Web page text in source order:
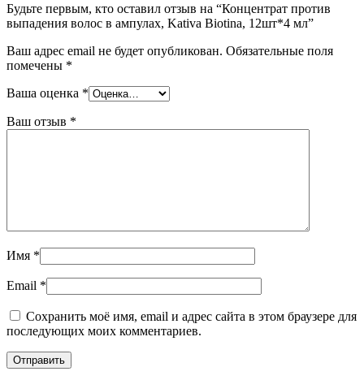
Будьте первым, кто оставил отзыв на “Концентрат против
выпадения волос в ампулах, Kativa Biotina, 12шт*4 мл”
Ваш адрес email не будет опубликован. Обязательные поля
помечены *
Ваша оценка *
Ваш отзыв *
Имя *
Email *
Сохранить моё имя, email и адрес сайта в этом браузере для
последующих моих комментариев.